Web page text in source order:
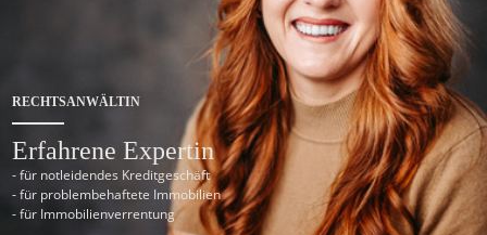
RECHTSANWÄLTIN
Erfahrene Expertin
- für notleidendes Kreditgeschäft
- für problembehaftete Immobilien
- für Immobilienverrentung